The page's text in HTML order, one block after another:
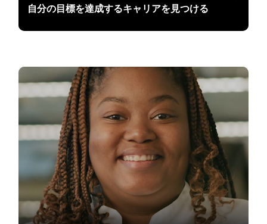
自分の目標を達成するキャリアを見つける